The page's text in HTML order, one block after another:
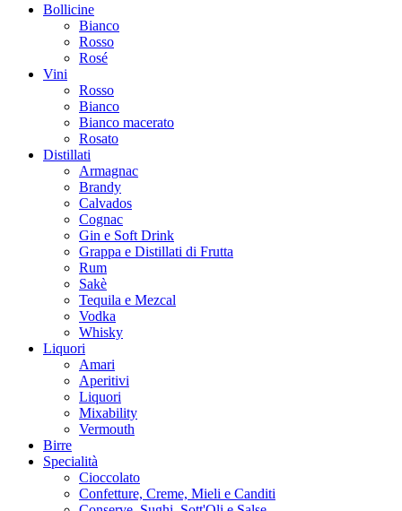
Bollicine
Bianco
Rosso
Rosé
Vini
Rosso
Bianco
Bianco macerato
Rosato
Distillati
Armagnac
Brandy
Calvados
Cognac
Gin e Soft Drink
Grappa e Distillati di Frutta
Rum
Sakè
Tequila e Mezcal
Vodka
Whisky
Liquori
Amari
Aperitivi
Liquori
Mixability
Vermouth
Birre
Specialità
Cioccolato
Confetture, Creme, Mieli e Canditi